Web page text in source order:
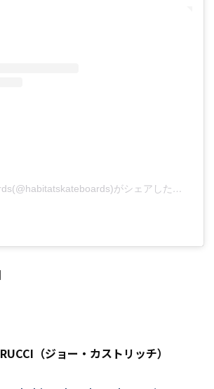
Habitat Skateboards(@habitatskateboards)がシェアした投稿
（ジョー・カストリッチ）